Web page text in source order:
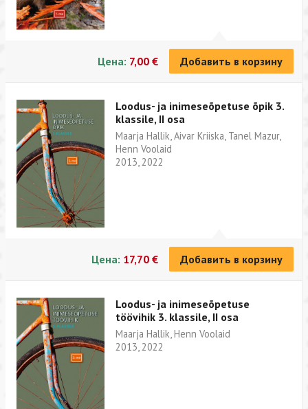
Цена: 7,00 € Добавить в корзину
Loodus- ja inimeseõpetuse õpik 3.
klassile, II osa
Maarja Hallik, Aivar Kriiska, Tanel Mazur,
Henn Voolaid
2013, 2022
Цена: 17,70 € Добавить в корзину
Loodus- ja inimeseõpetuse
töövihik 3. klassile, II osa
Maarja Hallik, Henn Voolaid
2013, 2022